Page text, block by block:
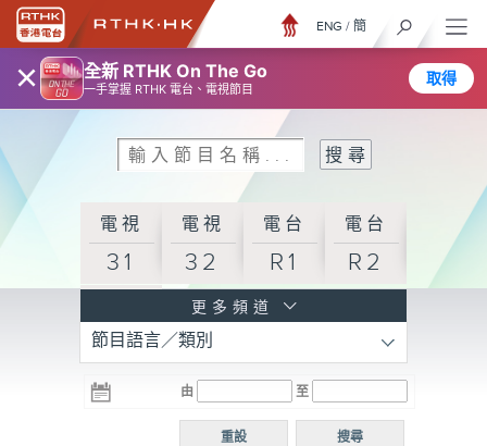
× 全新 RTHK On The Go
一手掌握 RTHK 電台、電視節目
取得
ENG / 簡
電視
31
電視
32
電台
R1
電台
R2
R3
電台 電台
R5
電台
普通
更多頻道
節目語言／類別
由 至
搜尋
重設